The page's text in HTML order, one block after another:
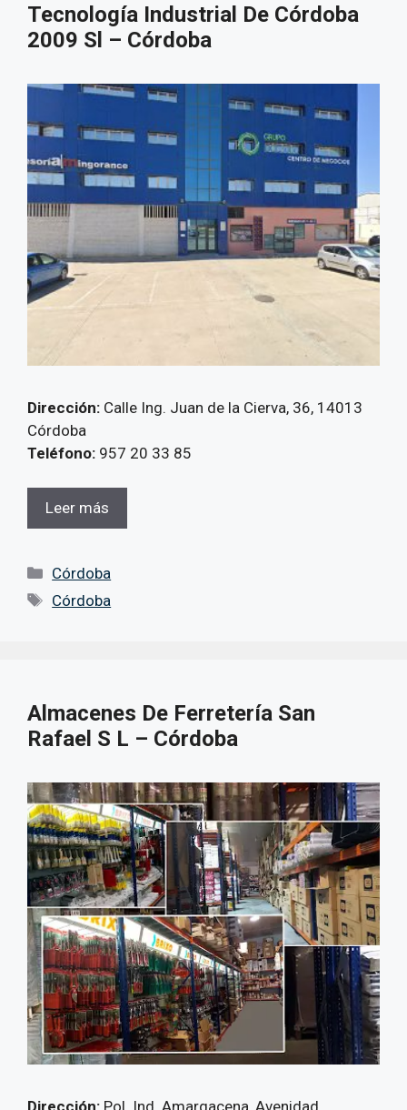
Tecnología Industrial De Córdoba
2009 Sl – Córdoba
Dirección: Calle Ing. Juan de la Cierva, 36, 14013
Córdoba
Teléfono: 957 20 33 85
Leer más
Categorías
Córdoba
Etiquetas
Córdoba
Almacenes De Ferretería San
Rafael S L – Córdoba